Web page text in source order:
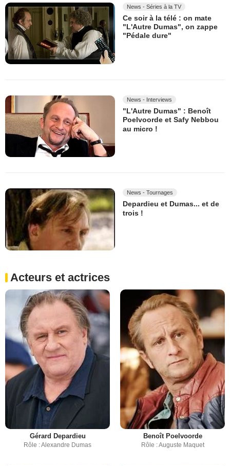
News - Séries à la TV
Ce soir à la télé : on mate
"L'Autre Dumas", on zappe
"Pédale dure"
News - Interviews
"L'Autre Dumas" : Benoît
Poelvoorde et Safy Nebbou
au micro !
News - Tournages
Depardieu et Dumas... et de
trois !
Acteurs et actrices
Gérard Depardieu
Rôle : Alexandre Dumas
Benoît Poelvoorde
Rôle : Auguste Maquet